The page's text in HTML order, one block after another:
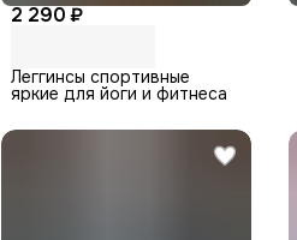
2 290 ₽
Леггинсы спортивные
яркие для йоги и фитнеса